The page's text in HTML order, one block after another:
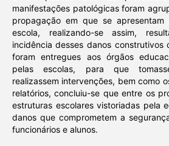
manifestações patológicas foram
propagação em que se
escola, realizando-se assim,
incidência desses danos construtivos
foram entregues aos órgãos
pelas escolas, para que
realizassem intervenções, bem como
relatórios, concluiu-se que entre os
estruturas escolares vistoriadas pela
danos que comprometem a
funcionários e alunos.